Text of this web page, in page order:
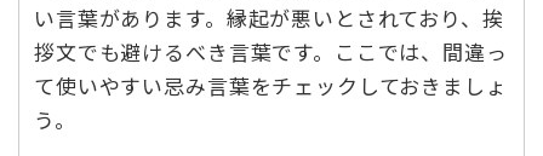
い言葉があります。縁起が悪いとされており、挨
拶文でも避けるべき言葉です。ここでは、間違っ
て使いやすい忌み言葉をチェックしておきましょ
う。